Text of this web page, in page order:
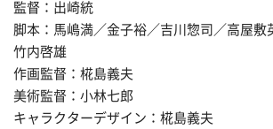
監督：出崎統
脚本：馬嶋満／金子裕／吉川惣司／高屋敷
竹内啓雄
作画監督：椛島義夫
美術監督：小林七郎
キャラクターデザイン：椛島義夫